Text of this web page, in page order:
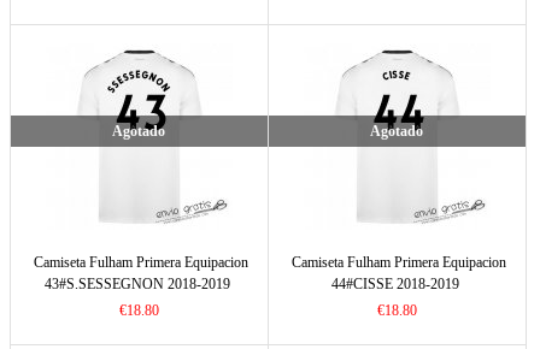
Agotado
Camiseta Fulham Primera Equipacion
43#S.SESSEGNON 2018-2019
€18.80
Agotado
Camiseta Fulham Primera Equipacion
44#CISSE 2018-2019
€18.80